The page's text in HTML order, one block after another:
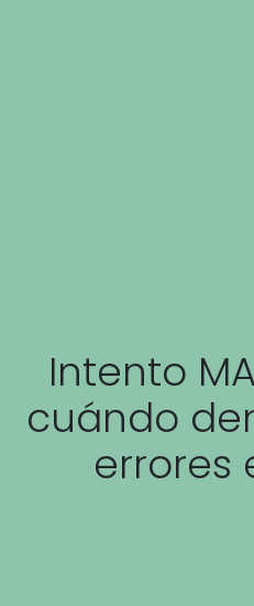
Intento
cuándo
errores